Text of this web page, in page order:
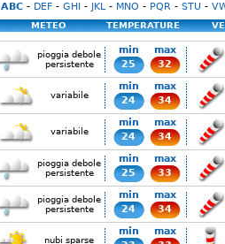
ABC- DEF- GHI- JKL- MNO - PQR - STU -
METEO TEMPERATURE
pioggia debole
persistente
min
25
max
32
variabile
min
24
max
34
variabile
min
24
max
34
pioggia debole
persistente
min
25
max
33
pioggia debole
persistente
min
24
max
34
nubi sparse
min
max